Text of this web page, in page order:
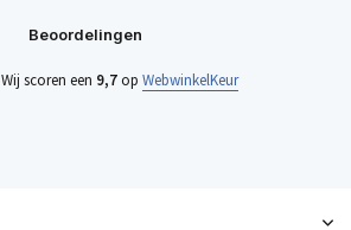
Beoordelingen
Wij scoren een 9,7op WebwinkelKeur